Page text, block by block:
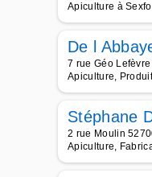
Apiculture à
De l
7 rue Géo
Apiculture,
Stéphane
2 rue Moulin
Apiculture,